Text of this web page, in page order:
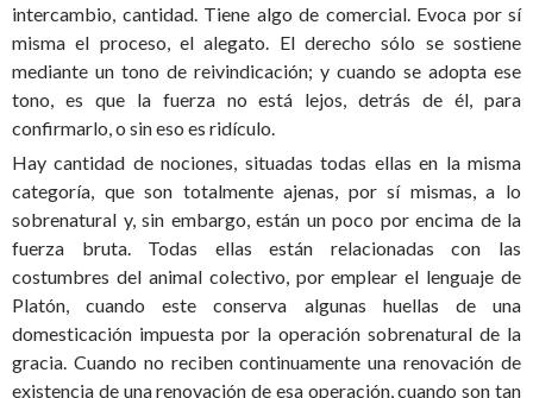
intercambio, cantidad. Tiene algo de comercial. Evoca por sí
misma el proceso, el alegato. El derecho sólo se sostiene
mediante un tono de reivindicación; y cuando se adopta ese
tono, es que la fuerza no está lejos, detrás de él, para
confirmarlo, o sin eso es ridículo.
Hay cantidad de nociones, situadas todas ellas en la misma
categoría, que son totalmente ajenas, por sí mismas, a lo
sobrenatural y, sin embargo, están un poco por encima de la
fuerza bruta. Todas ellas están relacionadas con las
costumbres del animal colectivo, por emplear el lenguaje de
Platón, cuando este conserva algunas huellas de una
domesticación impuesta por la operación sobrenatural de la
gracia. Cuando no reciben continuamente una renovación de
existencia de una renovación de esa operación, cuando son tan